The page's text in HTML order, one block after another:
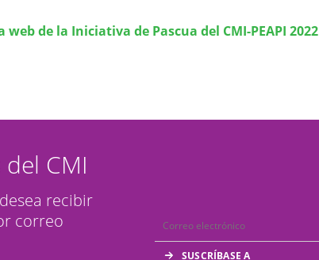
de la Iniciativa de Pascua del CMI-PEAPI 2022
CMI
recibir
correo